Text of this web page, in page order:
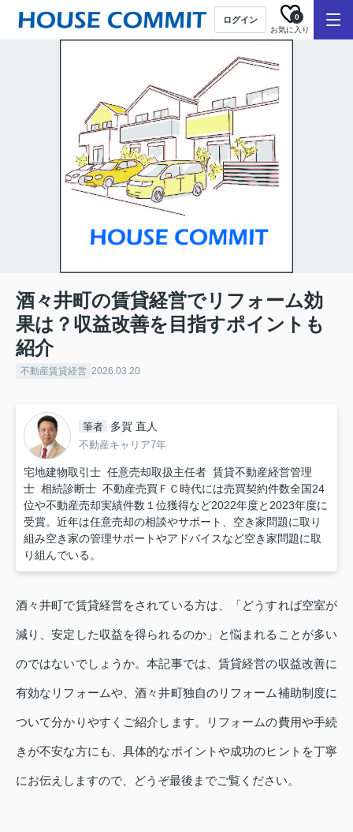
ログイン
お気に入り
0
酒々井町の賃貸経営でリフォーム効
果は？収益改善を目指すポイントも
紹介
不動産賃貸経営 2026.03.20
筆者 多賀 直人
不動産キャリア7年
宅地建物取引士 任意売却取扱主任者 賃貸不動産経営管理
士 相続診断士 不動産売買ＦＣ時代には売買契約件数全国24
位や不動産売却実績件数１位獲得など2022年度と2023年度に
受賞。近年は任意売却の相談やサポート、空き家問題に取り
組み空き家の管理サポートやアドバイスなど空き家問題に取
り組んでいる。
酒々井町で賃貸経営をされている方は、「どうすれば空室が
減り、安定した収益を得られるのか」と悩まれることが多い
のではないでしょうか。本記事では、賃貸経営の収益改善に
有効なリフォームや、酒々井町独自のリフォーム補助制度に
ついて分かりやすくご紹介します。リフォームの費用や手続
きが不安な方にも、具体的なポイントや成功のヒントを丁寧
にお伝えしますので、どうぞ最後までご覧ください。